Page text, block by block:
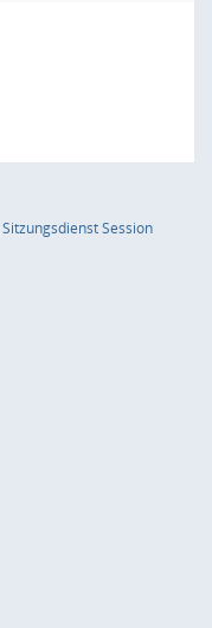
SitzungsdienstSession(Wird in